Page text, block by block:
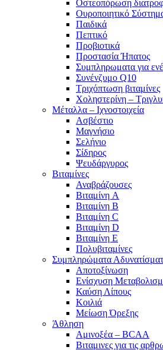
Οστεοπόρωση
Ουροποιητικό
Παιδικά
Πεπτικό
Προβιοτικά
Προστασία Ήπατος
Συμπληρωματα για
Συνένζυμο Q10
Τριχόπτωση βιταμίνες
Χοληστερίνη –
Μέταλλα – Ιχνοστοιχεία
Ασβέστιο
Μαγνήσιο
Σελήνιο
Σίδηρος
Ψευδάργυρος
Βιταμίνες
Αναβράζουσες
Βιταμίνη A
Βιταμίνη B
Βιταμίνη C
Βιταμίνη D
Βιταμίνη E
Πολυβιταμίνες
Συμπληρώματα
Αποτοξίνωση
Ενίσχυση
Καύση Λίπους
Κοιλιά
Μείωση Όρεξης
Άθληση
Αμινοξέα – BCAA
Βιταμινες για τις